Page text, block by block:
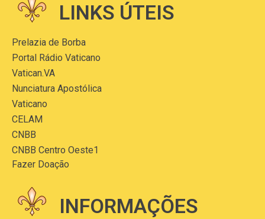
LINKS ÚTEIS
Prelazia de Borba
Portal Rádio Vaticano
Vatican.VA
Nunciatura Apostólica
Vaticano
CELAM
CNBB
CNBB Centro Oeste1
Fazer Doação
INFORMAÇÕES